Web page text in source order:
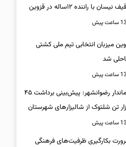
نیسان با راننده ۱۲ساله در قزوین
13 ساعت پیش
میزبان انتخابی تیم ملی کشتی
شد
13 ساعت پیش
فرماندار رضوانشهر: پیش‌بینی برداشت ۴۵
تن شلتوک از شالیزارهای شهرستان
13 ساعت پیش
بکارگیری ظرفیت‌های فرهنگی